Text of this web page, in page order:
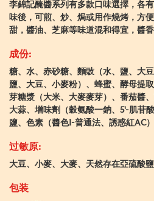
李錦記醃醬系列有多款口味選擇，各
味後，可煎、炒、焗或用作燒烤，方
甜，醬油、芝麻等味道混和得宜，醬
成份:
糖、水、赤砂糖、麵豉（水、鹽、大
鹽、大豆、小麥粉）、蜂蜜、酵母提
芽糖漿（大米、大麥麥芽）、番茄醬
大蒜、增味劑（穀氨酸一鈉、5'-肌苷
鹽、色素（醬色I-普通法、誘惑紅AC
过敏原:
大豆、小麥、大麥、天然存在亞硫酸鹽
包装